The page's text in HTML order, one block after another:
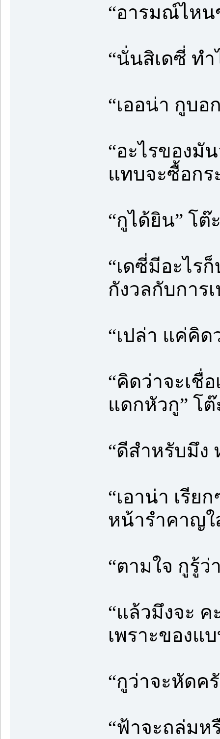
“อารมณ์ไหน
“นั่นสิเดซี่ ทำ
“เออน่า กูบอ
“อะไรของ
แทบจะซื้อกร
“กูได้ยิน” โ
“เดซี่มีอะไร
กังวลกับการ
“เปล่า แค่คิ
“คิดว่าจะเชื่
แดกหัวกู” โต๊
“ดีสำหรับมึง
“เอาน่า เรีย
หน้ารำคาญใ
“ตามใจ กูรู้ว่
“แล้วมึงจะ ค
เพราะของ
“กูว่าจะหัดค
“ฟ้าจะถล่มห